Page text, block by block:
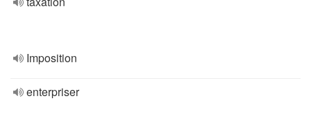
Imposition
enterpriser